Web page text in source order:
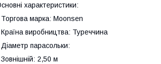
характеристики:
Торгова марка: Moonsen
Країна виробництва: Туреччина
Діаметр парасольки:
Зовнішній: 2,50 м